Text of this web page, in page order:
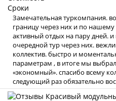
Сроки
Замечательная туркомпания.
границу через них и по
активный отдых на пару дней. и
очередной тур через них.
коллектив. быстро и
параметрам , в итоге мы
«экономный». спасибо всему
следующий раз обязательно